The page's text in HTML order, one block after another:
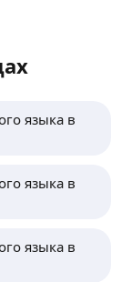
языка в
языка в
языка в